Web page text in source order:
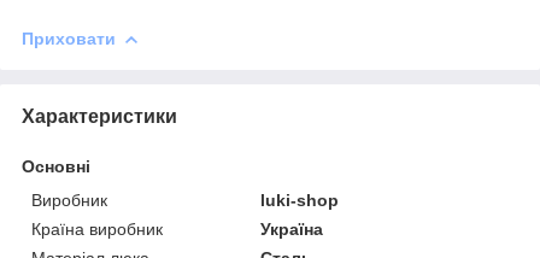
Приховати
Характеристики
Основні
Виробник
luki-shop
Країна виробник
Україна